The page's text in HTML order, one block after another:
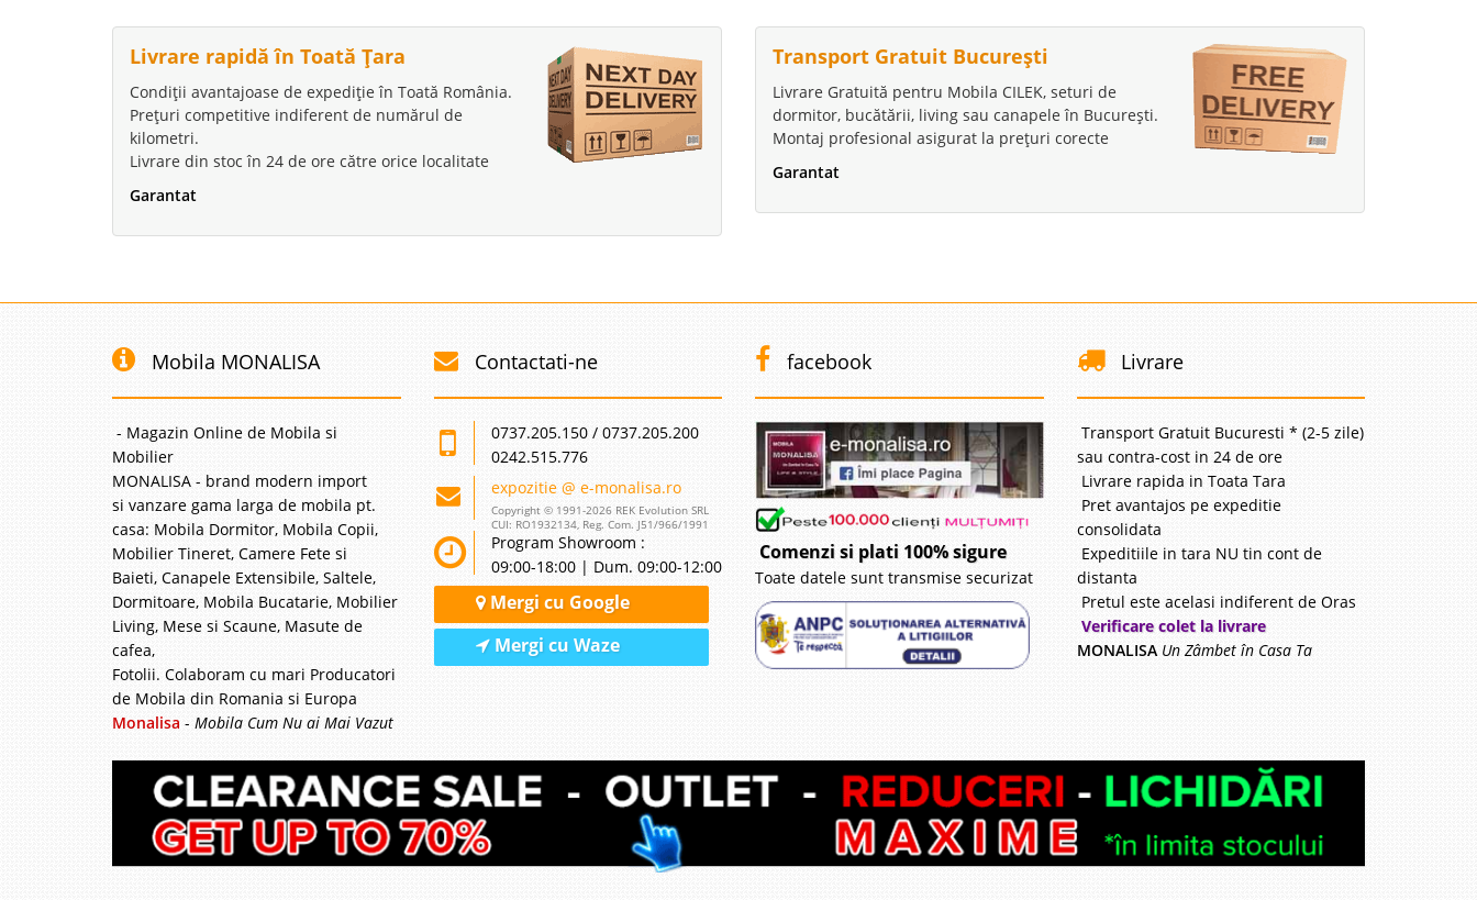
Livrare rapidă în Toată Țara
Condiții avantajoase de expediție în Toată România.
Prețuri competitive indiferent de numărul de
kilometri.
Livrare din stoc în 24 de ore către orice localitate
Garantat
Transport Gratuit București
Livrare Gratuită pentru Mobila CILEK, seturi de
dormitor, bucătării, living sau canapele în București.
Montaj profesional asigurat la prețuri corecte
Garantat
Mobila MONALISA
- Magazin Online de Mobila si
Mobilier
MONALISA - brand modern import
si vanzare gama larga de mobila pt.
casa: Mobila Dormitor, Mobila Copii,
Mobilier Tineret, Camere Fete si
Baieti, Canapele Extensibile, Saltele,
Dormitoare, Mobila Bucatarie, Mobilier
Living, Mese si Scaune, Masute de
cafea,
Fotolii. Colaboram cu mari Producatori
de Mobila din Romania si Europa
Monalisa - Mobila Cum Nu ai Mai Vazut
Contactati-ne
0737.205.150 / 0737.205.200
0242.515.776
expozitie @ e-monalisa.ro
Copyright © 1991-2026 REK Evolution SRL
CUI: RO1932134, Reg. Com. J51/966/1991
Program Showroom :
09:00-18:00 | Dum. 09:00-12:00
Mergi cu Google
Mergi cu Waze
facebook
Comenzi si plati 100% sigure
Toate datele sunt transmise securizat
Livrare
Transport Gratuit Bucuresti * (2-5 zile)
sau contra-cost in 24 de ore
Livrare rapida in Toata Tara
Pret avantajos pe expeditie
consolidata
Expeditiile in tara NU tin cont de
distanta
Pretul este acelasi indiferent de Oras
Verificare colet la livrare
MONALISA Un Zâmbet în Casa Ta